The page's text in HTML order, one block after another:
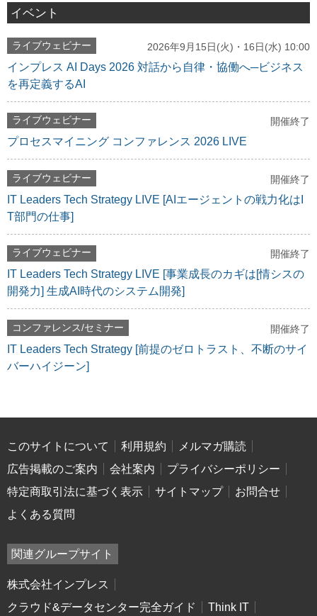
イベント
ライブウェビナー 2026年9月15日(火)・16日(水) 10:00
インプレス AI Days 2026 対話から自律・協働へ─ビジネス
を再定義するAI
ライブウェビナー 開催終了
プロセスマイニング コンファレンス 2026 LIVE
ライブウェビナー 開催終了
IT Leaders Tech Strategy LIVE [AIエージェントの戦力化はI
T部門の仕事]
ライブウェビナー 開催終了
IT Leaders Tech Strategy LIVE [事業成長のカギは[情シスの
開発力] 生成AI時代のシステム開発]
コンファレンス/セミナー 開催終了
IT Leaders Tech Strategy [前提のゼロトラスト、不断のサイ
バーハイジーン]
このサイトについて 利用規約
メルマガ購読
広告掲載のご案内
会社案内
プライバシーポリシー
特定商取引法に基づく表示
サイトマップ
お問合せ
よくある質問
関連グループサイト
株式会社インプレス
クラウド&データセンター完全ガイド
Think IT